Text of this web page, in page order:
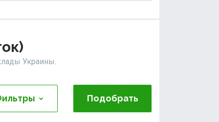
Украины.
Подобрать